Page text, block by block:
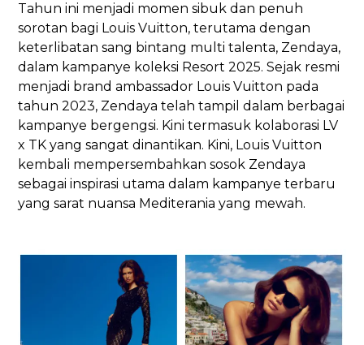
Tahun ini menjadi momen sibuk dan penuh
sorotan bagi Louis Vuitton, terutama dengan
keterlibatan sang bintang multi talenta, Zendaya,
dalam kampanye koleksi Resort 2025. Sejak resmi
menjadi brand ambassador Louis Vuitton pada
tahun 2023, Zendaya telah tampil dalam berbagai
kampanye bergengsi. Kini termasuk kolaborasi LV
x TK yang sangat dinantikan. Kini, Louis Vuitton
kembali mempersembahkan sosok Zendaya
sebagai inspirasi utama dalam kampanye terbaru
yang sarat nuansa Mediterania yang mewah.